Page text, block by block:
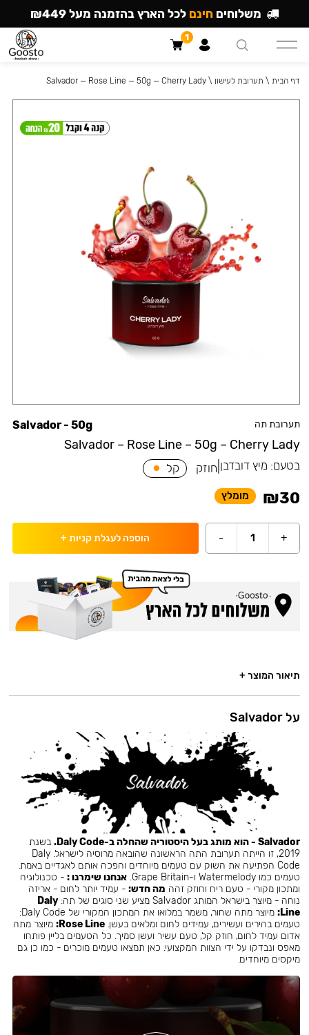
תערובת תה
Salvador – Rose Line – 50g – Cherry Lady
Salvador - 50g
בטעם: מיץ דובדבן חוזק קל
₪30 מומלץ
+
1
- הוספה לעגלת קניות +
דף הבית \ תערובת לעישון \
Salvador — Rose Line — 50g — Cherry Lady
תיאור המוצר +
על Salvador
Salvador - הוא מותג בעל היסטוריה שהחלה ב-Daly Code.
בשנת
2019, זו הייתה תערובת התה הראשונה שהובאה מרוסיה לישראל. Daly
Code הפתיעה את השוק עם טעמים מיוחדים והפכה אותם לאגדיים באמת.
טעמים כמו Watermelody ו-Grape Britain.
אנחנו שימרנו : - טכנולוגיה
ומתכון מקורי - טעם ריח וחוזק זהה מה חדש: - עמיד יותר לחום - אריזה
נוחה - מיוצר בישראל המותג Salvador מציע שני סוגים של תה:
Daly
Line:
מיוצר מתה שחור, משמר במלואו את המתכון המקורי של Daly Code:
טעמים בהירים ועשירים, עמידים לחום ומלאים בעשן.Rose Line: מיוצר מתה
אדום עמיד לחום, חוזק קל, טעם עשיר ועשן סמיך. כל הטעמים בליין פותחו
מאפס ונבדקו על ידי הצוות המקצועי. כאן תמצאו טעמים מוכרים - כמו כן גם
מיקסים מיוחדים.
משלוחים חינם לכל הארץ בהזמנה מעל ₪449
1